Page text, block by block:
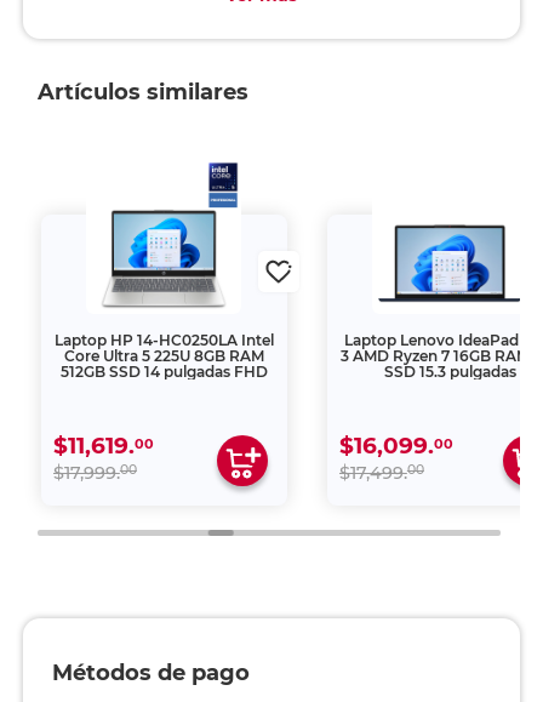
Artículos similares
Laptop HP 14-HC0250LA Intel
Core Ultra 5 225U 8GB RAM
512GB SSD 14 pulgadas FHD
$11,619.00
$17,999.00
Laptop Lenovo IdeaPad
3 AMD Ryzen 7 16GB RAM
SSD 15.3 pulgadas
$16,099.00
$17,499.00
Métodos de pago